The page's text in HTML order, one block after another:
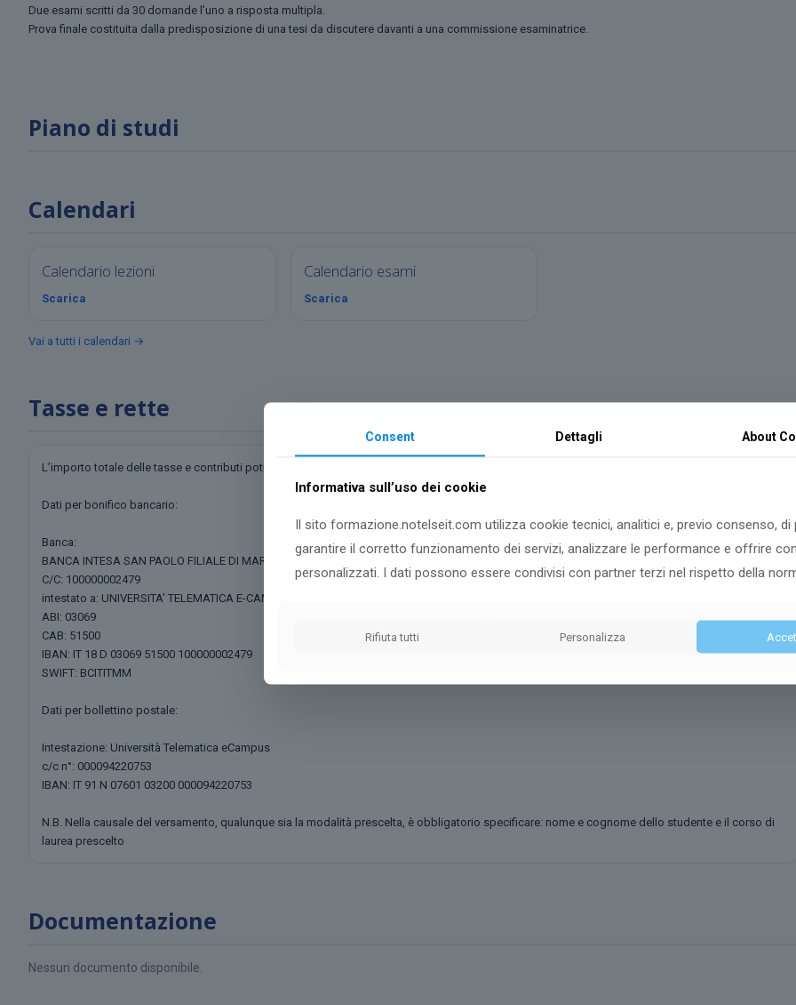
Due esami scritti da 30 domande l’uno a risposta multipla.
Prova finale costituita dalla predisposizione di una tesi da discutere davanti a una commissione esaminatrice.
Piano di studi
Calendari
Calendario lezioni
Scarica
Calendario esami
Scarica
Vai a tutti i calendari →
Tasse e rette
L’importo totale delle tasse e contributi potrà essere corrisposto tramite bonifico bancario o bollettino postale.
Dati per bonifico bancario:
Banca:
BANCA INTESA SAN PAOLO FILIALE DI MARIANO COMENSE
C/C: 100000002479
intestato a: UNIVERSITA' TELEMATICA E-CAMPUS
ABI: 03069
CAB: 51500
IBAN: IT 18 D 03069 51500 100000002479
SWIFT: BCITITMM
Dati per bollettino postale:
Intestazione: Università Telematica eCampus
c/c n°: 000094220753
IBAN: IT 91 N 07601 03200 000094220753
N.B. Nella causale del versamento, qualunque sia la modalità prescelta, è obbligatorio specificare: nome e cognome dello studente e il corso di
laurea prescelto
Documentazione
Nessun documento disponibile.
Consent Dettagli About
Informativa sull’uso dei cookie
Il sito formazione.notelseit.com utilizza cookie tecnici, analitici e, previo consenso, di
garantire il corretto funzionamento dei servizi, analizzare le performance e offrire
personalizzati. I dati possono essere condivisi con partner terzi nel rispetto della
Rifiuta tutti Personalizza